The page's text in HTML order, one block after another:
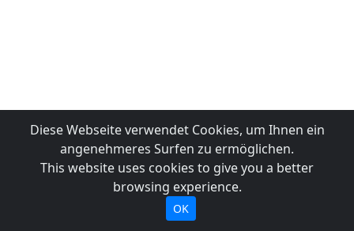
Diese Webseite verwendet Cookies, um Ihnen ein
angenehmeres Surfen zu ermöglichen.
This website uses cookies to give you a better
browsing experience.
OK